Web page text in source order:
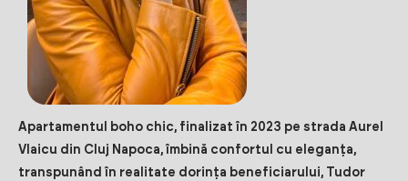
Apartamentul boho chic, finalizat în 2023 pe strada Aurel
Vlaicu din Cluj Napoca, îmbină confortul cu eleganța,
transpunând în realitate dorința beneficiarului, Tudor